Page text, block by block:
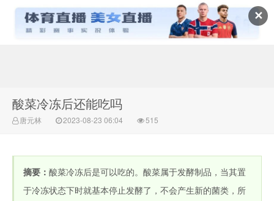
✕
酸菜冷冻后还能吃吗
唐元林 2023-08-23 06:04 515
摘要： 酸菜冷冻后是可以吃的。酸菜属于发酵制品，当其置
于冷冻状态下时就基本停止发酵了，不会产生新的菌类，所